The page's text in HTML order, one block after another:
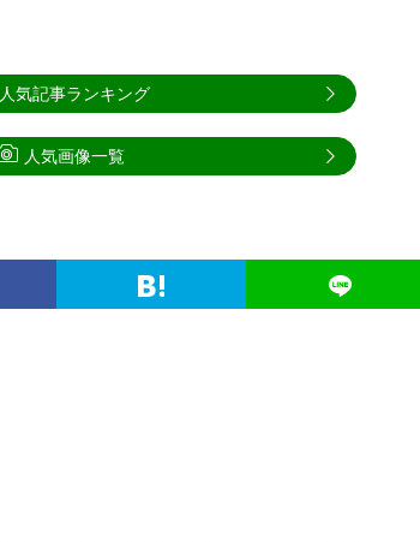
人気記事ランキング
人気画像一覧